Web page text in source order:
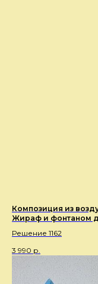
Композиция из
Жираф и фонтаном
Решение 1162
3 990 р.